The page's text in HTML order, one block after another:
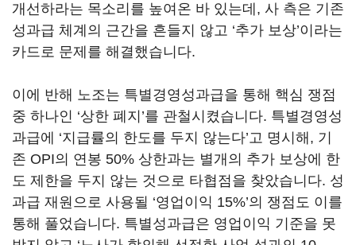
개선하라는 목소리를 높여온 바 있는데 , 사 측은 기존
성과급 체계의 근간을 흔들지 않고 ‘추가 보상’이라는
카드로 문제를 해결했습니다.
이에 반해 노조는 특별경영성과급을 통해 핵심 쟁점
중 하나인 ‘상한 폐지 ’를 관철시켰습니다. 특별경영성
과급에 ‘지급률의 한도를 두지 않는다’고 명시해 , 기
존 OPI의 연봉 50% 상한과는 별개의 추가 보상에 한
도 제한을 두지 않는 것으로 타협점을 찾았습니다. 성
과급 재원으로 사용될 ‘영업이익 15%’의 쟁점도 이를
통해 풀었습니다. 특별성과급은 영업이익 기준을 못